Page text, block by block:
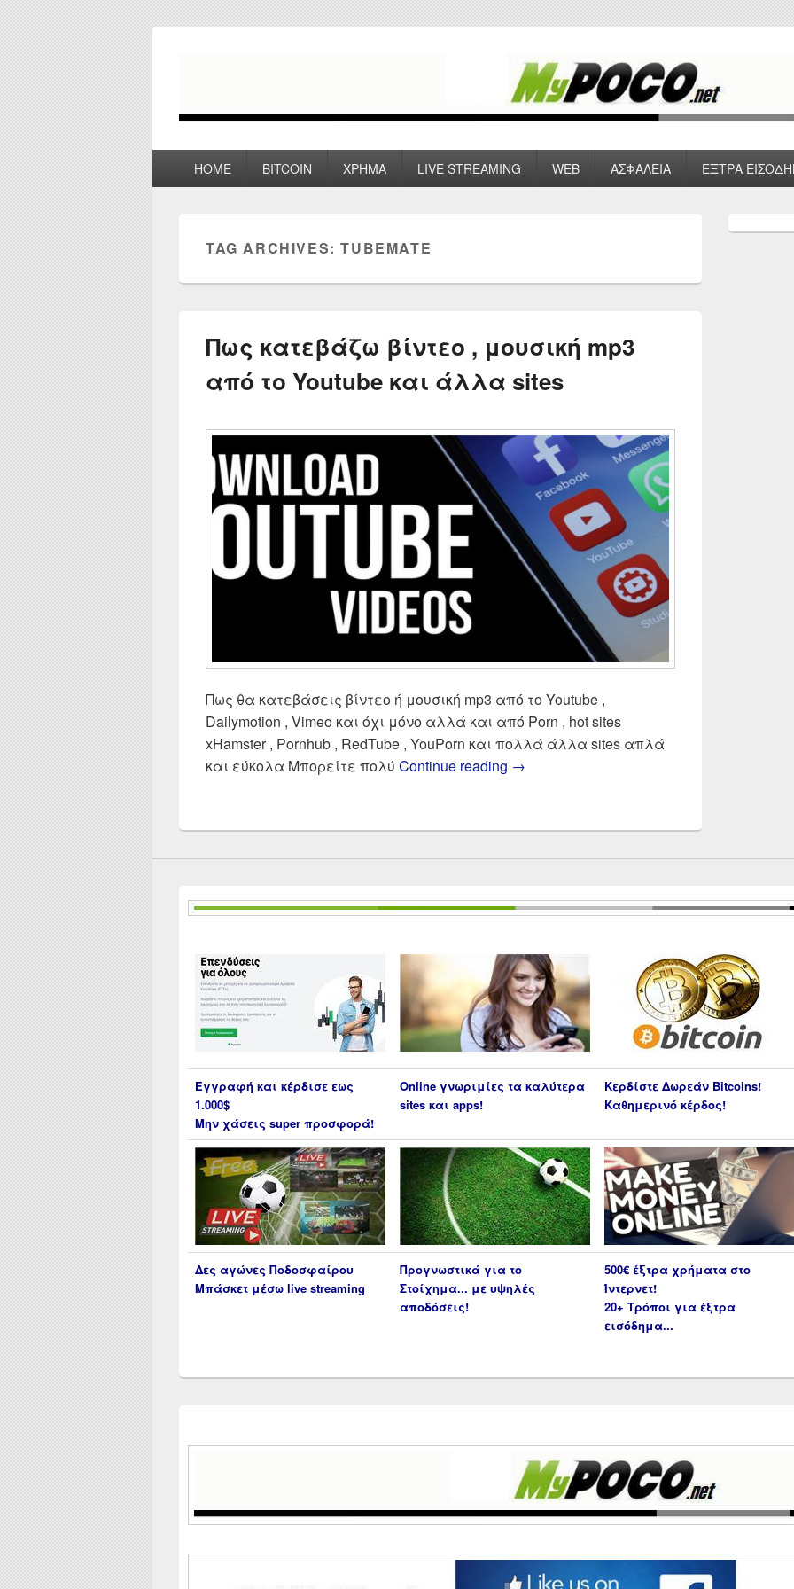
HOME BITCOIN ΧΡΗΜΑ LIVE STREAMING WEB ΑΣΦΑΛΕΙΑ ΕΞΤΡΑ
TAG ARCHIVES:TUBEMATE
Πως κατεβάζω βίντεο , μουσική mp3
από το Youtube και άλλα sites
Πως θα κατεβάσεις βίντεο ή μουσική mp3 από το Youtube ,
Dailymotion , Vimeo και όχι μόνο αλλά και από Porn , hot sites
xHamster , Pornhub , RedTube , YouPorn και πολλά άλλα sites απλά
και εύκολα Μπορείτε πολύ Continue reading Πως κατεβάζω βίντεο , μουσική mp3 από
→
Sidebar
Εγγραφή και κέρδισε εως
1.000$
Μην χάσεις super προσφορά!
Online γνωριμίες τα καλύτερα
sites και apps!
Κερδίστε Δωρεάν Bitcoins!
Καθημερινό κέρδος!
Δες αγώνες Ποδοσφαίρου
Μπάσκετ μέσω live streaming
Προγνωστικά για το
Στοίχημα... με υψηλές
αποδόσεις!
500€ έξτρα χρήματα στο
Ίντερνετ!
20+ Τρόποι για έξτρα
εισόδημα...